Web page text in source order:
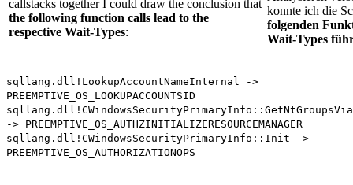
callstacks together I could draw the conclusion that
the following function calls lead to the
respective Wait-Types:
konnte ich die
folgenden
Wait-Types
sqllang.dll!LookupAccountNameInternal ->
PREEMPTIVE_OS_LOOKUPACCOUNTSID
-> PREEMPTIVE_OS_AUTHZINITIALIZERESOURCEMANAGER
sqllang.dll!CWindowsSecurityPrimaryInfo::Init ->
PREEMPTIVE_OS_AUTHORIZATIONOPS